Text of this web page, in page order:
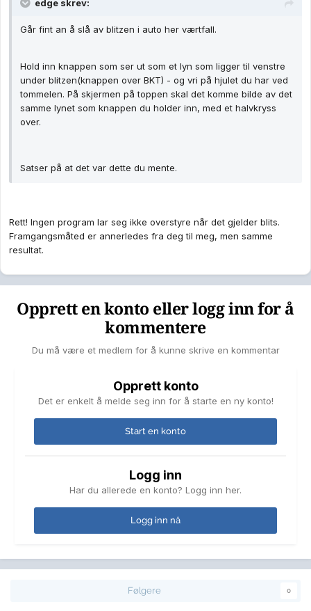
edge skrev:
Går fint an å slå av blitzen i auto her værtfall.
Hold inn knappen som ser ut som et lyn som ligger til venstre
under blitzen(knappen over BKT) - og vri på hjulet du har ved
tommelen. På skjermen på toppen skal det komme bilde av det
samme lynet som knappen du holder inn, med et halvkryss
over.
Satser på at det var dette du mente.
Rett! Ingen program lar seg ikke overstyre når det gjelder blits.
Framgangsmåted er annerledes fra deg til meg, men samme
resultat.
Opprett en konto eller logg inn for å
kommentere
Du må være et medlem for å kunne skrive en kommentar
Opprett konto
Det er enkelt å melde seg inn for å starte en ny konto!
Start en konto
Logg inn
Har du allerede en konto? Logg inn her.
Logg inn nå
Følgere 0